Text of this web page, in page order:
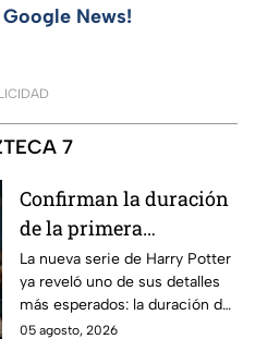
News!
7
Confirman la duración
de la primera
temporada de Harry
Potter y emocionará a
los fans de los libros
La nueva serie de Harry Potter
ya reveló uno de sus detalles
más esperados: la duración de
la primera temporada basada
05 agosto, 2026